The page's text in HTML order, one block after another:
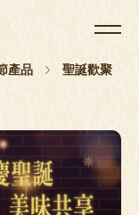
產品
聖誕歡聚